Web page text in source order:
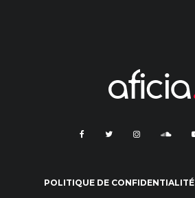
POLITIQUE DE CONFIDENTIALITÉ